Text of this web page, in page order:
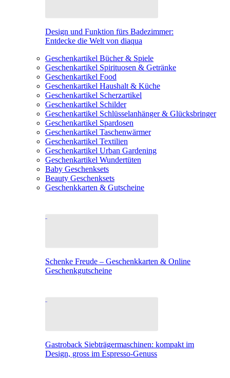
Design und Funktion fürs Badezimmer:
Entdecke die Welt von diaqua
Geschenkartikel Bücher & Spiele
Geschenkartikel Spirituosen & Getränke
Geschenkartikel Food
Geschenkartikel Haushalt & Küche
Geschenkartikel Scherzartikel
Geschenkartikel Schilder
Geschenkartikel Schlüsselanhänger & Glücksbringer
Geschenkartikel Spardosen
Geschenkartikel Taschenwärmer
Geschenkartikel Textilien
Geschenkartikel Urban Gardening
Geschenkartikel Wundertüten
Baby Geschenksets
Beauty Geschenksets
Geschenkkarten & Gutscheine
Schenke Freude – Geschenkkarten & Online
Geschenkgutscheine
Gastroback Siebträgermaschinen: kompakt im
Design, gross im Espresso-Genuss